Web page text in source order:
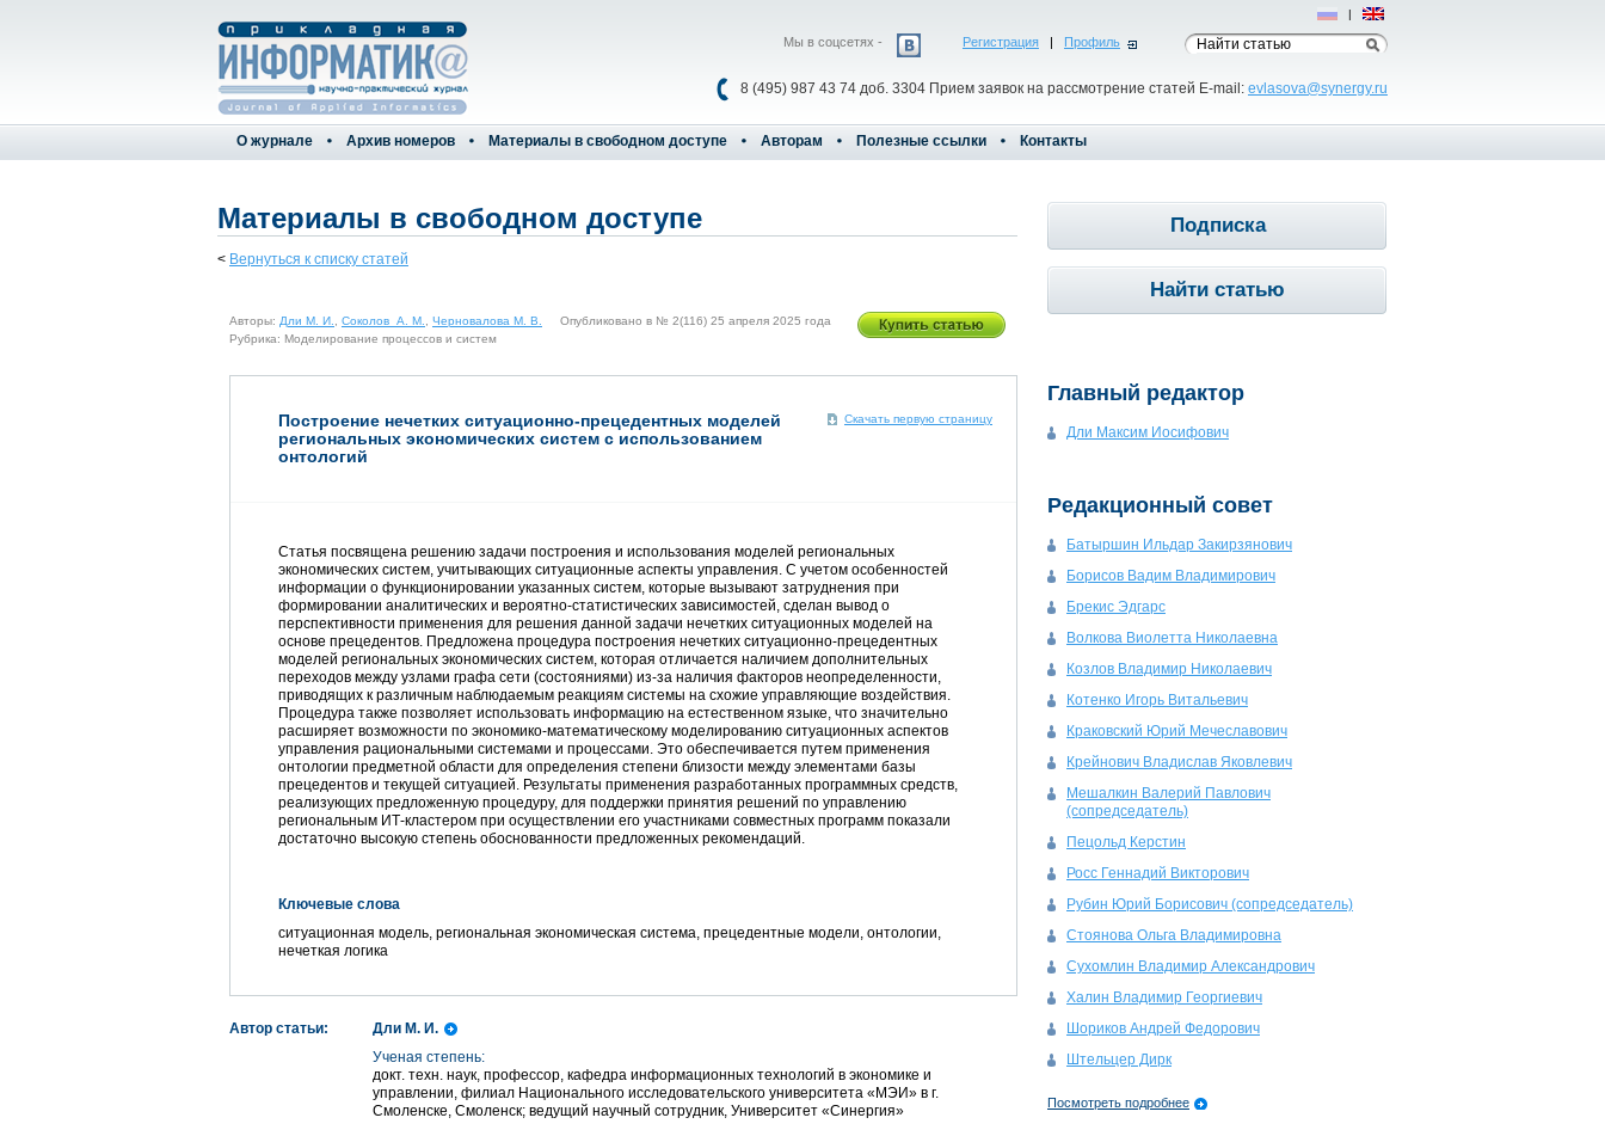
Регистрация | Профиль
8 (495) 987 43 74 доб. 3304 Прием заявок на рассмотрение статей E-mail: evlasova@synergy.ru
Мы в соцсетях -
Рус | Eng
О журнале Архив номеров Материалы в свободном доступе Авторам Полезные ссылки Контакты
Материалы в свободном доступе
< Вернуться к списку статей
Авторы: Дли М. И. Соколов А. М. Черновалова М. В.
Опубликовано в № 2(116) 25 апреля 2025 года
Рубрика: Моделирование процессов и систем
Скачать первую страницу
Построение нечетких ситуационно-прецедентных моделей
региональных экономических систем с использованием
онтологий
Статья посвящена решению задачи построения и использования моделей региональных
экономических систем, учитывающих ситуационные аспекты управления. С учетом особенностей
информации о функционировании указанных систем, которые вызывают затруднения при
формировании аналитических и вероятно-статистических зависимостей, сделан вывод о
перспективности применения для решения данной задачи нечетких ситуационных моделей на
основе прецедентов. Предложена процедура построения нечетких ситуационно-прецедентных
моделей региональных экономических систем, которая отличается наличием дополнительных
переходов между узлами графа сети (состояниями) из-за наличия факторов неопределенности,
приводящих к различным наблюдаемым реакциям системы на схожие управляющие воздействия.
Процедура также позволяет использовать информацию на естественном языке, что значительно
расширяет возможности по экономико-математическому моделированию ситуационных аспектов
управления рациональными системами и процессами. Это обеспечивается путем применения
онтологии предметной области для определения степени близости между элементами базы
прецедентов и текущей ситуацией. Результаты применения разработанных программных средств,
реализующих предложенную процедуру, для поддержки принятия решений по управлению
региональным ИТ-кластером при осуществлении его участниками совместных программ показали
достаточно высокую степень обоснованности предложенных рекомендаций.
Ключевые слова
ситуационная модель, региональная экономическая система, прецедентные модели, онтологии,
нечеткая логика
Автор статьи:
Дли М. И.
Ученая степень:
докт. техн. наук, профессор, кафедра информационных технологий в экономике и
управлении, филиал Национального исследовательского университета «МЭИ» в г.
Смоленске, Смоленск; ведущий научный сотрудник, Университет «Синергия»
Подписка
Найти статью
Главный редактор
Дли Максим Иосифович
Редакционный совет
Батыршин Ильдар Закирзянович
Борисов Вадим Владимирович
Брекис Эдгарс
Волкова Виолетта Николаевна
Козлов Владимир Николаевич
Котенко Игорь Витальевич
Краковский Юрий Мечеславович
Крейнович Владислав Яковлевич
Мешалкин Валерий Павлович
(сопредседатель)
Пецольд Керстин
Росс Геннадий Викторович
Рубин Юрий Борисович (сопредседатель)
Стоянова Ольга Владимировна
Сухомлин Владимир Александрович
Халин Владимир Георгиевич
Шориков Андрей Федорович
Штельцер Дирк
Посмотреть подробнее